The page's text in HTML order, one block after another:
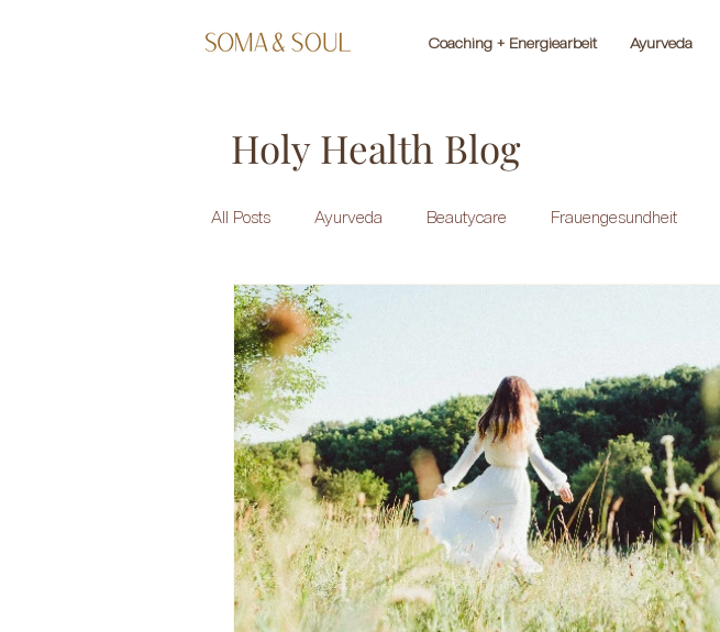
Coaching + Energiearbeit Ayurveda
Holy Health Blog
All Posts Ayurveda Beautycare Frauengesundheit
Healing Herbs